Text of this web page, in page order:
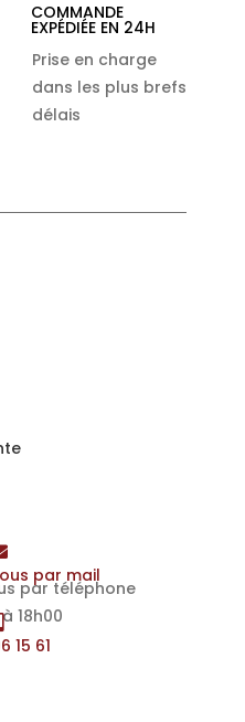
COMMANDE
EXPÉDIÉE EN 24H
Prise en charge
dans les plus brefs
délais
par mail
par téléphone
18h00
15 61